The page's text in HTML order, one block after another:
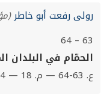
رولى رفعت أبو خاطر
63 – 64
الحمّام في البلدان
ع. 63-64 — م. 18 — 30/06/2014